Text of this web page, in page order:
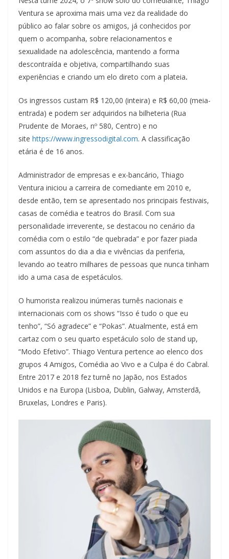
Ventura se aproxima mais uma vez da realidade do
público ao falar sobre os amigos, já conhecidos por
quem o acompanha, sobre relacionamentos e
sexualidade na adolescência, mantendo a forma
descontraída e objetiva, compartilhando suas
experiências e criando um elo direto com a plateia.
Os ingressos custam R$ 120,00 (inteira) e R$ 60,00 (meia-
entrada) e podem ser adquiridos na bilheteria (Rua
Prudente de Moraes, nº 580, Centro) e no
site https://www.ingressodigital.com. A classificação
etária é de 16 anos.
Administrador de empresas e ex-bancário, Thiago
Ventura iniciou a carreira de comediante em 2010 e,
desde então, tem se apresentado nos principais festivais,
casas de comédia e teatros do Brasil. Com sua
personalidade irreverente, se destacou no cenário da
comédia com o estilo “de quebrada” e por fazer piada
com assuntos do dia a dia e vivências da periferia,
levando ao teatro milhares de pessoas que nunca tinham
ido a uma casa de espetáculos.
O humorista realizou inúmeras turnês nacionais e
internacionais com os shows “Isso é tudo o que eu
tenho”, “Só agradece” e “Pokas”. Atualmente, está em
cartaz com o seu quarto espetáculo solo de stand up,
“Modo Efetivo”. Thiago Ventura pertence ao elenco dos
grupos 4 Amigos, Comédia ao Vivo e a Culpa é do Cabral.
Entre 2017 e 2018 fez turnê no Japão, nos Estados
Unidos e na Europa (Lisboa, Dublin, Galway, Amsterdã,
Bruxelas, Londres e Paris).